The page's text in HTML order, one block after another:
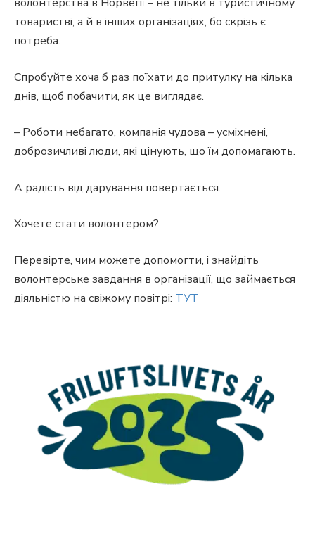
товаристві, а й в інших організаціях, бо скрізь є
потреба.
Спробуйте хоча б раз поїхати до притулку на кілька
днів, щоб побачити, як це виглядає.
– Роботи небагато, компанія чудова – усміхнені,
доброзичливі люди, які цінують, що їм допомагають.
А радість від дарування повертається.
Хочете стати волонтером?
Перевірте, чим можете допомогти, і знайдіть
волонтерське завдання в організації, що займається
діяльністю на свіжому повітрі: ТУТ